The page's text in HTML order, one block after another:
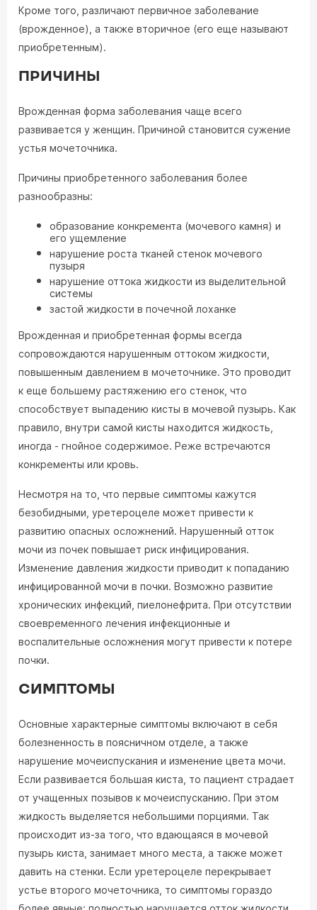
Кроме того, различают первичное заболевание
(врожденное), а также вторичное (его еще называют
приобретенным).
ПРИЧИНЫ
Врожденная форма заболевания чаще всего
развивается у женщин. Причиной становится сужение
устья мочеточника.
Причины приобретенного заболевания более
разнообразны:
образование конкремента (мочевого камня) и
его ущемление
нарушение роста тканей стенок мочевого
пузыря
нарушение оттока жидкости из выделительной
системы
застой жидкости в почечной лоханке
Врожденная и приобретенная формы всегда
сопровождаются нарушенным оттоком жидкости,
повышенным давлением в мочеточнике. Это проводит
к еще большему растяжению его стенок, что
способствует выпадению кисты в мочевой пузырь. Как
правило, внутри самой кисты находится жидкость,
иногда - гнойное содержимое. Реже встречаются
конкременты или кровь.
Несмотря на то, что первые симптомы кажутся
безобидными, уретероцеле может привести к
развитию опасных осложнений. Нарушенный отток
мочи из почек повышает риск инфицирования.
Изменение давления жидкости приводит к попаданию
инфицированной мочи в почки. Возможно развитие
хронических инфекций, пиелонефрита. При отсутствии
своевременного лечения инфекционные и
воспалительные осложнения могут привести к потере
почки.
СИМПТОМЫ
Основные характерные симптомы включают в себя
болезненность в поясничном отделе, а также
нарушение мочеиспускания и изменение цвета мочи.
Если развивается большая киста, то пациент страдает
от учащенных позывов к мочеиспусканию. При этом
жидкость выделяется небольшими порциями. Так
происходит из-за того, что вдающаяся в мочевой
пузырь киста, занимает много места, а также может
давить на стенки. Если уретероцеле перекрывает
устье второго мочеточника, то симптомы гораздо